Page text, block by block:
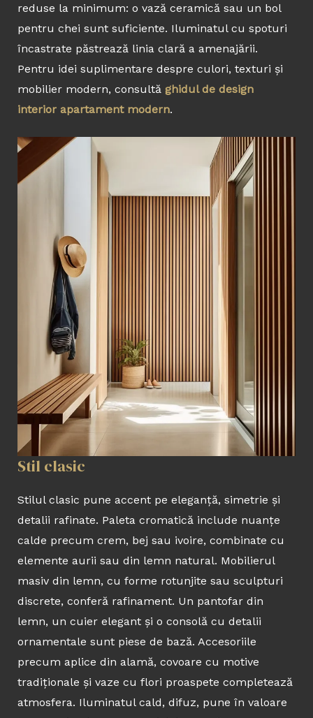
reduse la minimum: o vază ceramică sau un bol
pentru chei sunt suficiente. Iluminatul cu spoturi
încastrate păstrează linia clară a amenajării.
Pentru idei suplimentare despre culori, texturi și
mobilier modern, consultă ghidul de design
interior apartament modern.
Stil clasic
Stilul clasic pune accent pe eleganță, simetrie și
detalii rafinate. Paleta cromatică include nuanțe
calde precum crem, bej sau ivoire, combinate cu
elemente aurii sau din lemn natural. Mobilierul
masiv din lemn, cu forme rotunjite sau sculpturi
discrete, conferă rafinament. Un pantofar din
lemn, un cuier elegant și o consolă cu detalii
ornamentale sunt piese de bază. Accesoriile
precum aplice din alamă, covoare cu motive
tradiționale și vaze cu flori proaspete completează
atmosfera. Iluminatul cald, difuz, pune în valoare